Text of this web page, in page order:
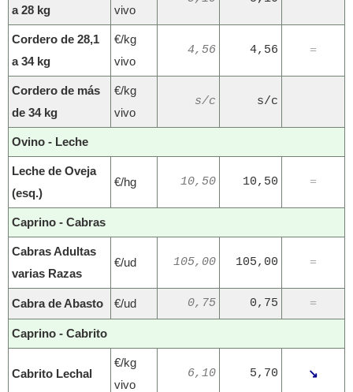
a 28 kg vivo
Cordero de 28,1
a 34 kg
€/kg
vivo
4,56 4,56 =
Cordero de más
de 34 kg
€/kg
vivo
s/c s/c
Ovino - Leche
Leche de Oveja
(esq.)
€/hg 10,50 10,50 =
Caprino - Cabras
Cabras Adultas
varias Razas
€/ud 105,00 105,00 =
Cabra de Abasto €/ud 0,75 0,75 =
Caprino - Cabrito
Cabrito Lechal
€/kg
vivo
6,10 5,70 ↘